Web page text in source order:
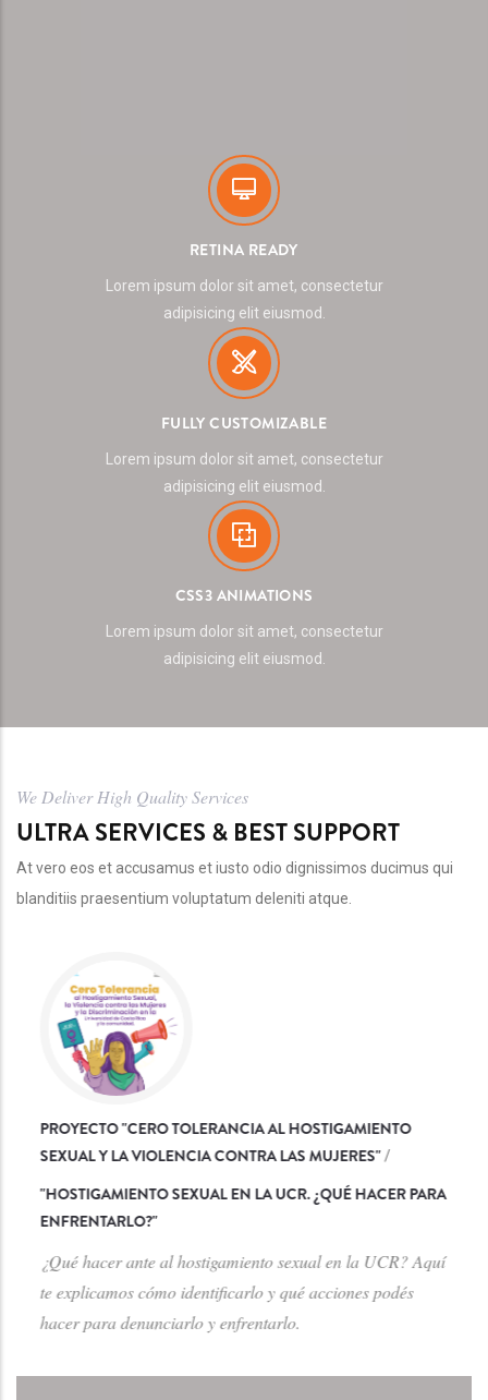
RETINA READY
Lorem ipsum dolor sit amet, consectetur
adipisicing elit eiusmod.
FULLY CUSTOMIZABLE
Lorem ipsum dolor sit amet, consectetur
adipisicing elit eiusmod.
CSS3 ANIMATIONS
Lorem ipsum dolor sit amet, consectetur
adipisicing elit eiusmod.
We Deliver High Quality Services
ULTRA SERVICES & BEST SUPPORT
At vero eos et accusamus et iusto odio dignissimos ducimus qui
blanditiis praesentium voluptatum deleniti atque.
PROYECTO "CERO TOLERANCIA AL HOSTIGAMIENTO
SEXUAL Y LA VIOLENCIA CONTRA LAS MUJERES"/
"HOSTIGAMIENTO SEXUAL EN LA UCR. ¿QUÉ HACER PARA
ENFRENTARLO?"
¿Qué hacer ante al hostigamiento sexual en la UCR? Aquí
te explicamos cómo identificarlo y qué acciones podés
hacer para denunciarlo y enfrentarlo.